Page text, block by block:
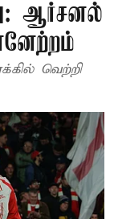
ஆர்சனல்
வெற்றி